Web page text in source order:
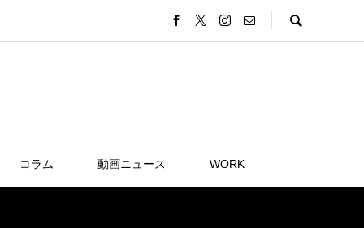
コラム 動画ニュース WORK